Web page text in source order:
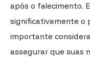
após o falecimento.
significativamente o
importante
assegurar que suas